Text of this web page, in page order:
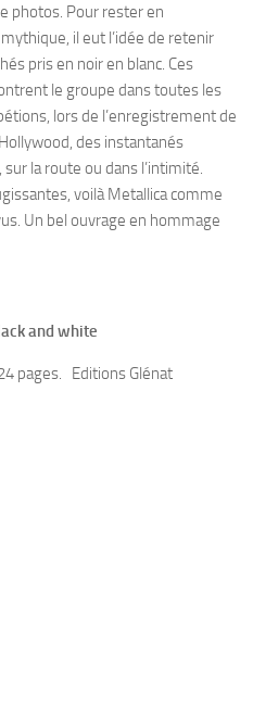
photos. Pour rester en
il eut l’idée de retenir
pris en noir en blanc. Ces
le groupe dans toutes les
lors de l’enregistrement de
des instantanés
la route ou dans l’intimité.
voilà Metallica comme
Un bel ouvrage en hommage
and white
pages. Editions Glénat